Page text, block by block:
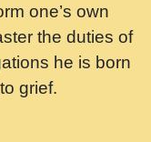
Shri
- 2018 -
one’s own
the duties of
he is born
grief.